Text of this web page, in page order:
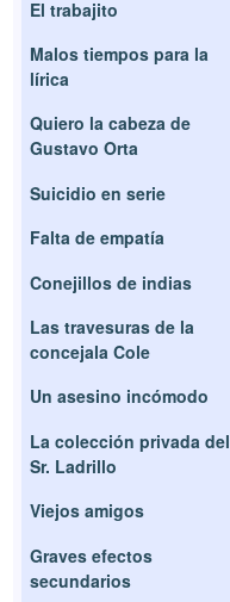
El trabajito
Malos tiempos para la
lírica
Quiero la cabeza de
Gustavo Orta
Suicidio en serie
Falta de empatía
Conejillos de indias
Las travesuras de la
concejala Cole
Un asesino incómodo
La colección privada del
Sr. Ladrillo
Viejos amigos
Graves efectos
secundarios